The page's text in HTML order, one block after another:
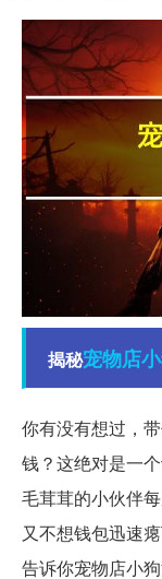
揭秘宠物店
你有没有想过，
钱？这绝对是一
毛茸茸的小伙伴
又不想钱包迅速
告诉你宠物店小